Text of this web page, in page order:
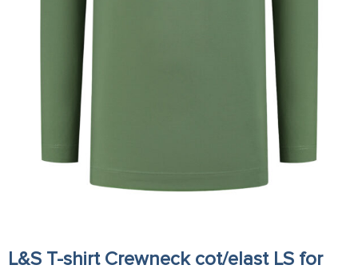
L&S T-shirt Crewneck cot/elast LS for